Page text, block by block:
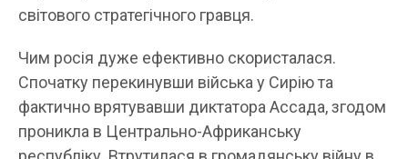
світового стратегічного гравця.
Чим росія дуже ефективно скористалася.
Спочатку перекинувши війська у Сирію та
фактично врятувавши диктатора Ассада, згодом
проникла в Центрально-Африканську